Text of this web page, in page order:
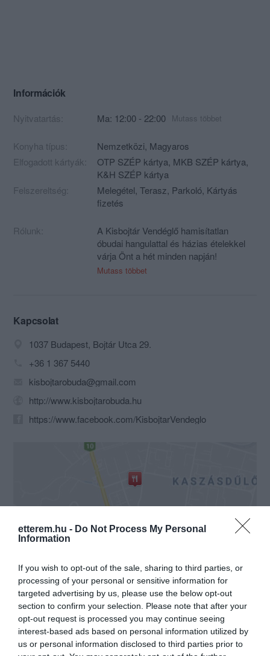
etterem.hu - Do Not Process My Personal
Information
If you wish to opt-out of the sale, sharing to third parties, or
processing of your personal or sensitive information for
targeted advertising by us, please use the below opt-out
section to confirm your selection. Please note that after your
opt-out request is processed you may continue seeing
interest-based ads based on personal information utilized by
us or personal information disclosed to third parties prior to
Információk
Nyitvatartás: Ma: 12:00 - 22:00 Mutass többet
Konyha típus: Nemzetközi, Magyaros
Elfogadott kártyák:
OTP SZÉP kártya, MKB SZÉP kártya,
K&H SZÉP kártya
Felszereltség:
Melegétel, Terasz, Parkoló, Kártyás
fizetés
Rólunk:
A Kisbojtár Vendéglő hamisítatlan
óbudai hangulattal és házias ételekkel
várja Önt a hét minden napján!
hogy vendégeink visszatérjenek
bizonyos 'előjogai' vannak, a pincér név
szerint köszönti, s akár azt is érezheti:
Ő a legfontosabb VENDÉG!
Mutass többet
Kapcsolat
1037 Budapest, Bojtár Utca 29.
+36 1 367 5440
kisbojtarobuda@gmail.com
http://www.kisbojtarobuda.hu
https://www.facebook.com/KisbojtarVendeglo
Probléma jelentése Te vagy a tulajdonos?